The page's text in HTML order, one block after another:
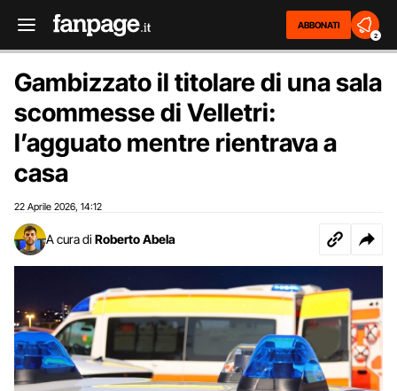
ABBONATI
2
Gambizzato il titolare di una sala
scommesse di Velletri:
l’agguato mentre rientrava a
casa
22 Aprile 2026 14:12
A cura di Roberto Abela